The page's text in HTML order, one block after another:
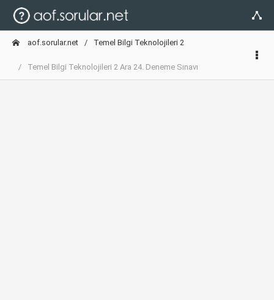
aof.sorular.net Temel Bilgi Teknolojileri 2
Temel Bilgi Teknolojileri 2 Ara 24. Deneme Sınavı